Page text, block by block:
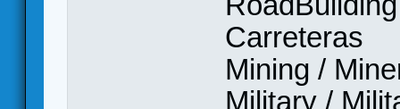
Carreteras
Mining /
Military /